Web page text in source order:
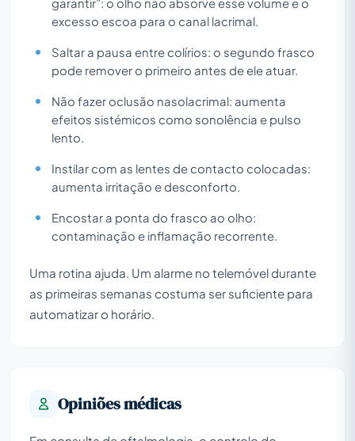
garantir”: o olho não absorve esse volume e o
excesso escoa para o canal lacrimal.
Saltar a pausa entre colírios: o segundo frasco
pode remover o primeiro antes de ele atuar.
Não fazer oclusão nasolacrimal: aumenta
efeitos sistémicos como sonolência e pulso
lento.
Instilar com as lentes de contacto colocadas:
aumenta irritação e desconforto.
Encostar a ponta do frasco ao olho:
contaminação e inflamação recorrente.
Uma rotina ajuda. Um alarme no telemóvel durante
as primeiras semanas costuma ser suficiente para
automatizar o horário.
Opiniões médicas